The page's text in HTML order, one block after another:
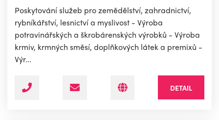
Poskytování služeb pro zemědělství, zahradnictví,
rybníkářství, lesnictví a myslivost - Výroba
potravinářských a škrobárenských výrobků - Výroba
krmiv, krmných směsí, doplňkových látek a premixů -
Výr...
DETAIL